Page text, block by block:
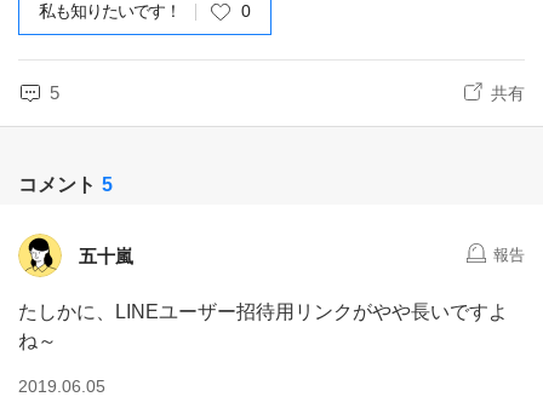
私も知りたいです！ 0
5 共有
コメント 5
五十嵐 報告
たしかに、LINEユーザー招待用リンクがやや長いですよ
ね～
2019.06.05